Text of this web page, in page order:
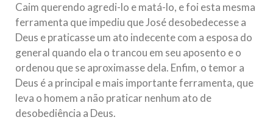
Caim querendo agredi-lo e matá-lo, e foi esta mesma
ferramenta que impediu que José desobedecesse a
Deus e praticasse um ato indecente com a esposa do
general quando ela o trancou em seu aposento e o
ordenou que se aproximasse dela. Enfim, o temor a
Deus é a principal e mais importante ferramenta, que
leva o homem a não praticar nenhum ato de
desobediência a Deus.